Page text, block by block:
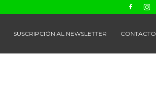
SUSCRIPCIÓN AL NEWSLETTER CONTACTO